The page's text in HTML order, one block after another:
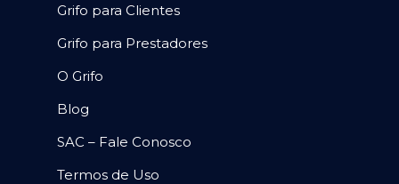
Grifo para Clientes
Grifo para Prestadores
O Grifo
Blog
SAC – Fale Conosco
Termos de Uso